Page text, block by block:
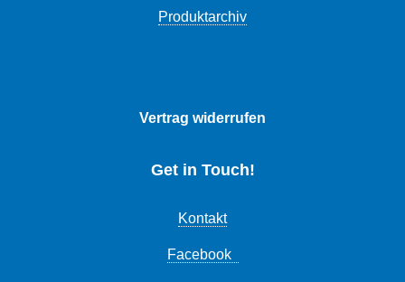
Produktarchiv
Vertrag widerrufen
Get in Touch!
Kontakt
Facebook